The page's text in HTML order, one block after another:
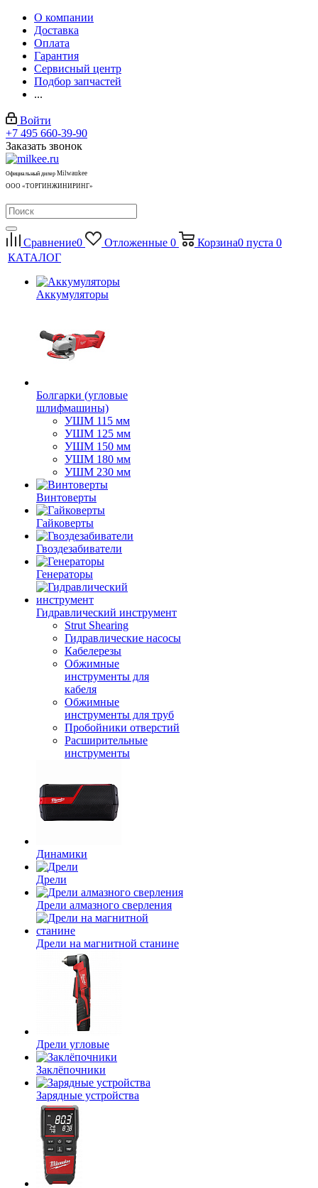
О компании
Доставка
Оплата
Гарантия
Сервисный центр
Подбор запчастей
...
Войти
+7 495 660-39-90
Заказать звонок
Официальный дилер Milwaukee
ООО «ТОРГИНЖИНИРИНГ»
Сравнение0 Отложенные 0 Корзина0 пуста 0
КАТАЛОГ
Аккумуляторы
Болгарки (угловые
шлифмашины)
УШМ 115 мм
УШМ 125 мм
УШМ 150 мм
УШМ 180 мм
УШМ 230 мм
Винтоверты
Гайковерты
Гвоздезабиватели
Генераторы
Гидравлический инструмент
Strut Shearing
Гидравлические насосы
Кабелерезы
Обжимные
инструменты для
кабеля
Обжимные
инструменты для труб
Пробойники отверстий
Расширительные
инструменты
Динамики
Дрели
Дрели алмазного сверления
Дрели на магнитной станине
Дрели угловые
Заклёпочники
Зарядные устройства